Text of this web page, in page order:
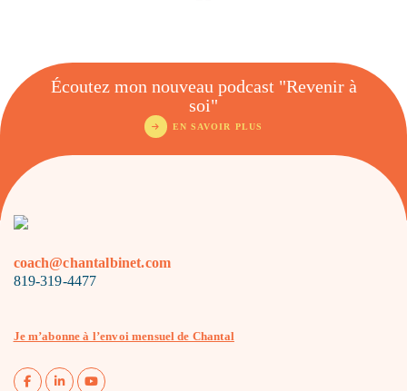
Écoutez mon nouveau podcast "Revenir à
soi"
EN SAVOIR PLUS
coach@chantalbinet.com
819-319-4477
Je m’abonne à l’envoi mensuel de Chantal